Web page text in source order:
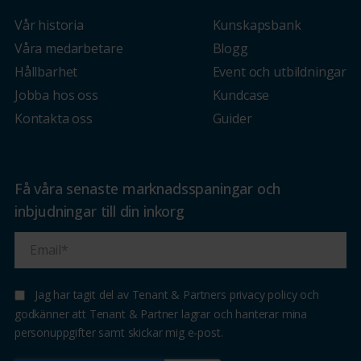
Vår historia
Våra medarbetare
Hållbarhet
Jobba hos oss
Kontakta oss
Kunskapsbank
Blogg
Event och utbildningar
Kundcase
Guider
Få våra senaste marknadsspaningar och
inbjudningar till din inkorg
Jag har tagit del av Tenant & Partners privacy policy och
godkänner att Tenant & Partner lagrar och hanterar mina
personuppgifter samt skickar mig e-post.